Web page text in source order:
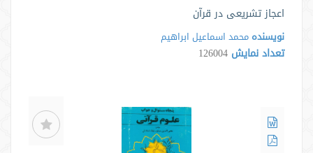
اعجاز تشریعی در قرآن
نویسنده محمد اسماعیل ابراهیم
تعداد نمایش 126004